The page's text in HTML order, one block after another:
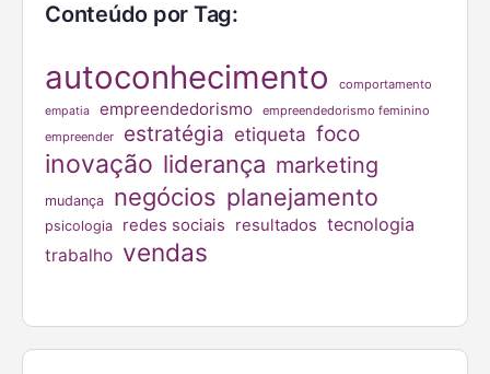
Conteúdo por Tag:
autoconhecimento comportamento
empatia empreendedorismo
empreendedorismo feminino
empreender
estratégia etiqueta foco
inovação liderança marketing
mudança negócios planejamento
psicologia redes sociais resultados tecnologia
trabalho vendas